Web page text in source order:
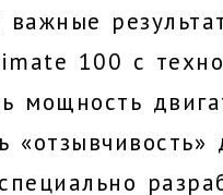
100 с
мощность
«отзывчивость»